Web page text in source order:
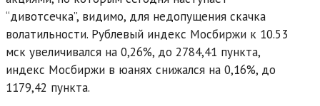
“дивотсечка”, видимо, для недопущения скачка
волатильности. Рублевый индекс Мосбиржи к 10.53
мск увеличивался на 0,26%, до 2784,41 пункта,
индекс Мосбиржи в юанях снижался на 0,16%, до
1179,42 пункта.